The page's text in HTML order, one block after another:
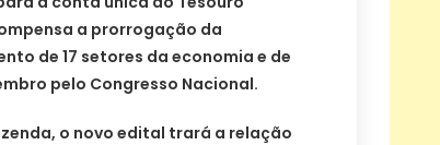
a prorrogação da
de 17 setores da economia e de
pelo Congresso Nacional.
o novo edital trará a relação